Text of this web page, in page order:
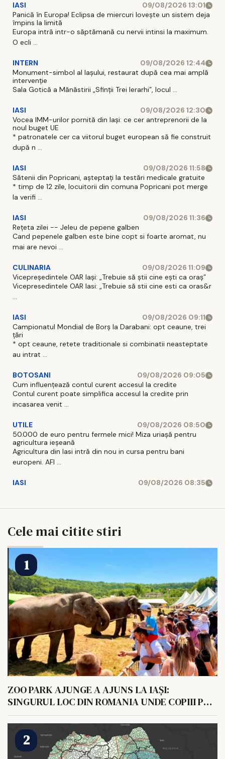
IASI
09/08/2026 13:01
Panică în Europa! Eclipsa de miercuri lovește un sistem deja
împins la limită
Europa intră intr-o săptămană cu nervii intinsi la maximum.
O ecli ...
INTERN
09/08/2026 12:44
Monument-simbol al Iaşului, restaurat după cea mai amplă
intervenţie
Sala Gotică a Mănăstirii „Sfinţii Trei Ierarhi”, locul ...
IASI
09/08/2026 12:30
Vocea IMM-urilor pornită din Iași: ce cer antreprenorii de la
noul buget UE
* patronatele cer ca viitorul buget european să fie construit
după n ...
IASI
09/08/2026 11:58
Sătenii din Popricani, așteptați la testări medicale gratuite
* timp de 12 zile, locuitorii din comuna Popricani pot merge
la verifi ...
IASI
09/08/2026 11:36
Rețeta zilei -- Jeleu de pepene galben
Cand pepenele galben este bine copt si foarte aromat, nu
mai are nevoi ...
CULINARIA
09/08/2026 11:09
Vicepreședintele OAR Iași: „Trebuie să știi cine ești ca oraș”
Vicepresedintele OAR Iasi: „Trebuie să stii cine esti ca oras&r
...
IASI
09/08/2026 09:11
Campionatul Mondial de Borș la Darabani: opt ceaune, trei
țări
* opt ceaune, retete traditionale si combinatii neasteptate
au intrat ...
BOTOSANI
09/08/2026 09:05
Cum influențează contul curent accesul la credite
Contul curent poate simplifica accesul la credite prin
incasarea venit ...
UTILE
09/08/2026 08:50
50.000 de euro pentru fermele mici! Miza uriașă pentru
agricultura ieșeană
Agricultura din Iasi intră din nou in cursa pentru bani
europeni. AFI ...
IASI 09/08/2026 08:35
Cele mai citite stiri
ZOO PARK AJUNGE A AJUNS LA IAȘI:
SINGURUL LOC DIN ROMANIA UNDE COPIII POT
HRANI UN ELEFANT